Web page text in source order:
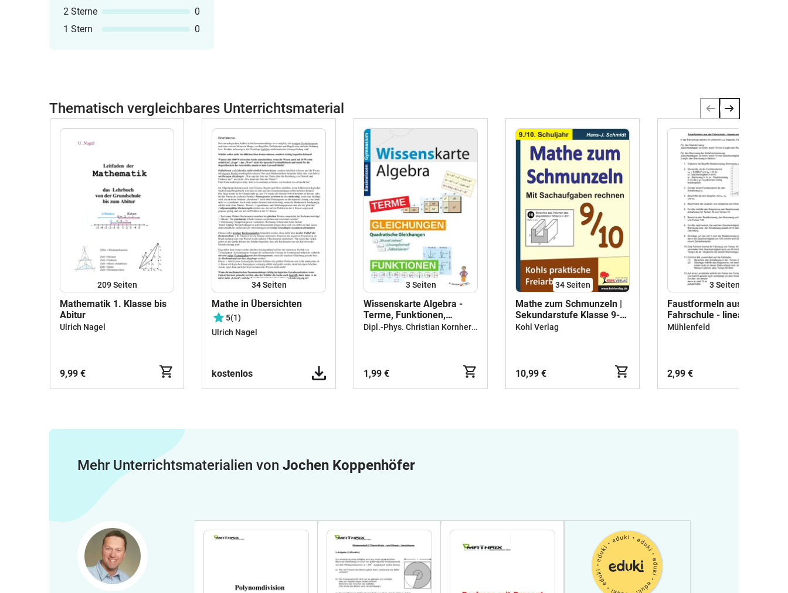
2 Sterne
0
1 Stern
0
Thematisch vergleichbares Unterrichtsmaterial
209Seiten
Mathematik 1. Klasse bis
Abitur
Ulrich Nagel
9,99 €
34Seiten
Mathe in Übersichten
5(1)
Ulrich Nagel
kostenlos
3 Seiten
Wissenskarte Algebra -
Terme, Funktionen,
Gleichungen - DIN A1
Dipl.-Phys. Christian Kornherr, OStR
1,99 €
34Seiten
Mathe zum Schmunzeln |
Sekundarstufe Klasse 9-
10 | Sachaufgaben |
Formeln | Lösungen
Kohl Verlag
10,99 €
3 Seiten
Faustformeln aus der
Fahrschule - lineare und
quadratische Funktionen
Mühlenfeld
2,99 €
Mehr Unterrichtsmaterialien von Jochen Koppenhöfer